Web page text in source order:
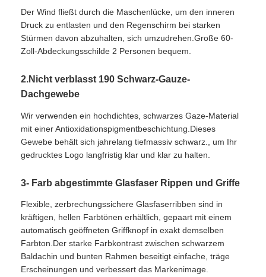
Kompakte Regenschirme
Werbeschirme
Winddichte Regenschirme
Automatisch geöffnete Regenschirme
Holz-Handschirmschirme
UV-beständige Sonnenschirme
Der Wind fließt durch die Maschenlücke, um den inneren
Druck zu entlasten und den Regenschirm bei starken
Stürmen davon abzuhalten, sich umzudrehen.Große 60-
Zoll-Abdeckungsschilde 2 Personen bequem.
2.Nicht verblasst 190 Schwarz-Gauze-
Dachgewebe
Wir verwenden ein hochdichtes, schwarzes Gaze-Material
mit einer Antioxidationspigmentbeschichtung.Dieses
Gewebe behält sich jahrelang tiefmassiv schwarz., um Ihr
gedrucktes Logo langfristig klar und klar zu halten.
3- Farb abgestimmte Glasfaser Rippen und Griffe
Flexible, zerbrechungssichere Glasfaserribben sind in
kräftigen, hellen Farbtönen erhältlich, gepaart mit einem
automatisch geöffneten Griffknopf in exakt demselben
Farbton.Der starke Farbkontrast zwischen schwarzem
Baldachin und bunten Rahmen beseitigt einfache, träge
Erscheinungen und verbessert das Markenimage.